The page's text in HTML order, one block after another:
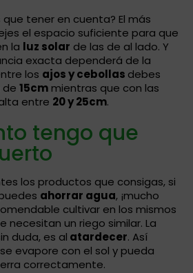
tener en cuenta? El más
el espacio suficiente para que
la luz solar de las de al lado. Y
exacta dependerá de la
los ajos y cebollas debes
de 15cm mientras que con las
entre 20 y 25cm.
tengo que
los productos que consigas, si
ahorrar agua, ¡mucho
cultivar en los mismos
necesitan un riego similar. La
duda, es al atardecer. Así
evapore con el sol y pueda
correctamente.